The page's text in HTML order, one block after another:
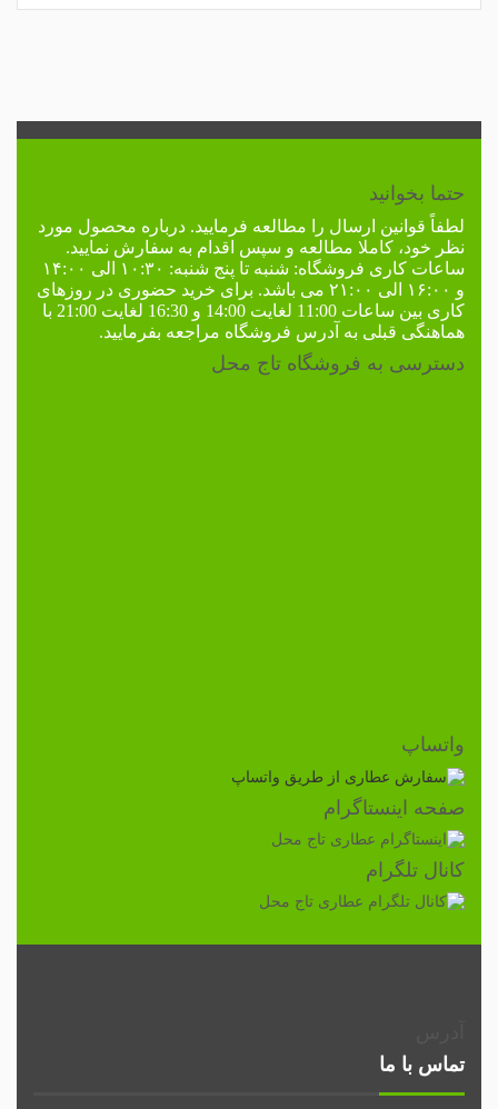
حتما بخوانید
لطفاً قوانین ارسال را مطالعه فرمایید. درباره محصول مورد
نظر خود، کاملا مطالعه و سپس اقدام به سفارش نمایید.
ساعات کاری فروشگاه:
شنبه تا پنج شنبه: ۱۰:۳۰ الی ۱۴:۰۰
و ۱۶:۰۰ الی ۲۱:۰۰ می باشد. برای خرید حضوری در
روزهای
کاری
بین ساعات 11:00 لغایت 14:00 و 16:30 لغایت 21:00 با
هماهنگی قبلی به آدرس فروشگاه مراجعه بفرمایید.
دسترسی به فروشگاه تاج محل
واتساپ
صفحه اینستاگرام
کانال تلگرام
تماس با ما